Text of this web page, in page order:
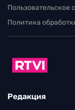
Пользовательское
Политика
Редакция